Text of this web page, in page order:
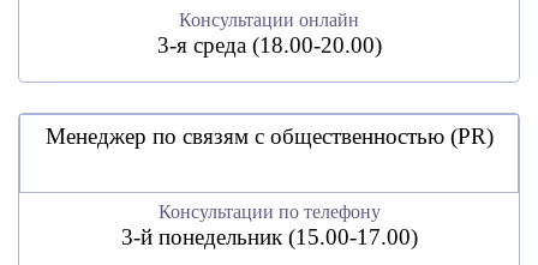
Консультации онлайн
3-я среда (18.00-20.00)
Менеджер по связям с общественностью (PR)
Консультации по телефону
3-й понедельник (15.00-17.00)